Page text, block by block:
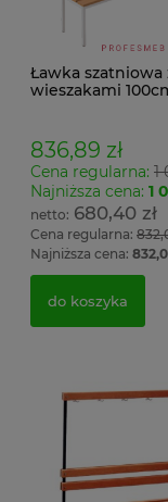
Ławka szatniowa
wieszakami
836,89 zł
Cena regularna: 1
Najniższa cena: 1
680,40 zł
Cena regularna:
Najniższa cena:
do koszyka